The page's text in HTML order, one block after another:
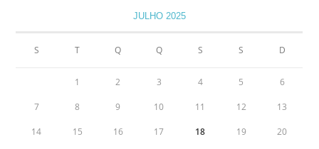
JULHO 2025
S T Q Q S S D
1 2 3 4 5 6
7 8 9 10 11 12 13
14 15 16 17 18 19 20